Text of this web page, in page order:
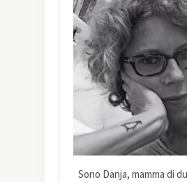
Sono Danja, mamma di